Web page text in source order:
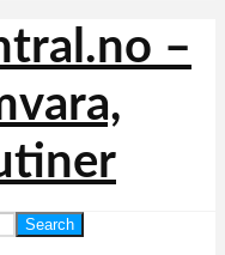
Search